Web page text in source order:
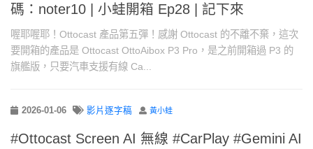
碼：noter10 | 小蛙開箱 Ep28 | 記下來
喔耶喔耶！Ottocast 產品第五彈！感謝 Ottocast 的不離不棄，這次
要開箱的產品是 Ottocast OttoAibox P3 Pro，是之前開箱過 P3 的
旗艦版，只要汽車支援有線 Ca...
2026-01-06 影片逐字稿 黃小蛙
#Ottocast Screen AI 無線 #CarPlay #Gemini AI